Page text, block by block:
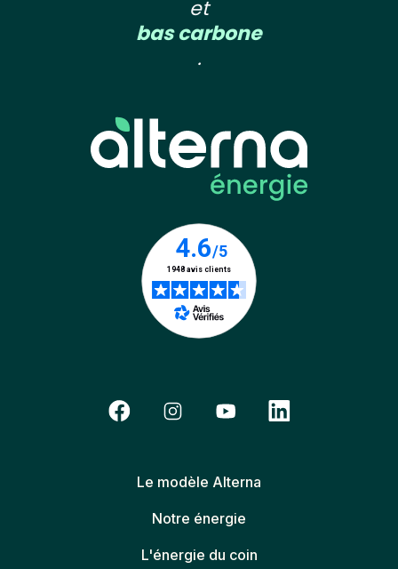
et
bas carbone
.
Le modèle Alterna
Notre énergie
L'énergie du coin